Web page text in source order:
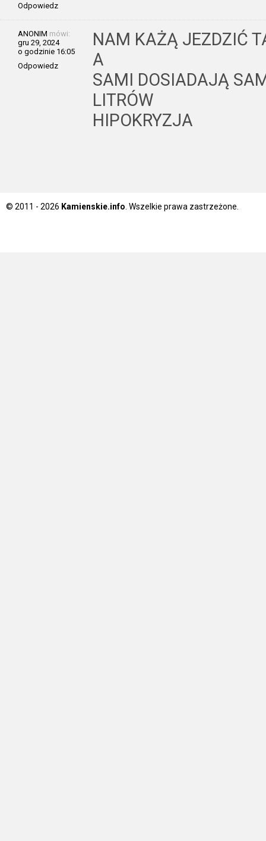
Odpowiedz
ANONIM mówi:
gru 29, 2024
o godzinie 16:05
Odpowiedz
NAM KAŻĄ JEZDZIĆ
A
SAMI DOSIADAJĄ
LITRÓW
HIPOKRYZJA
© 2011 - 2026 Kamienskie.info . Wszelkie prawa zastrzeżone.